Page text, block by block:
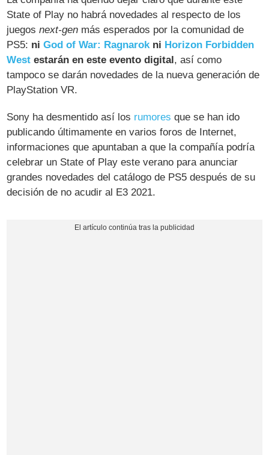
State of Play no habrá novedades al respecto de los
juegosnext-gen más esperados por la comunidad de
PS5: niGod of War: Ragnarok ni Horizon Forbidden
West estarán en este evento digital, así como
tampoco se darán novedades de la nueva generación de
PlayStation VR.
Sony ha desmentido así los rumores que se han ido
publicando últimamente en varios foros de Internet,
informaciones que apuntaban a que la compañía podría
celebrar un State of Play este verano para anunciar
grandes novedades del catálogo de PS5 después de su
decisión de no acudir al E3 2021.